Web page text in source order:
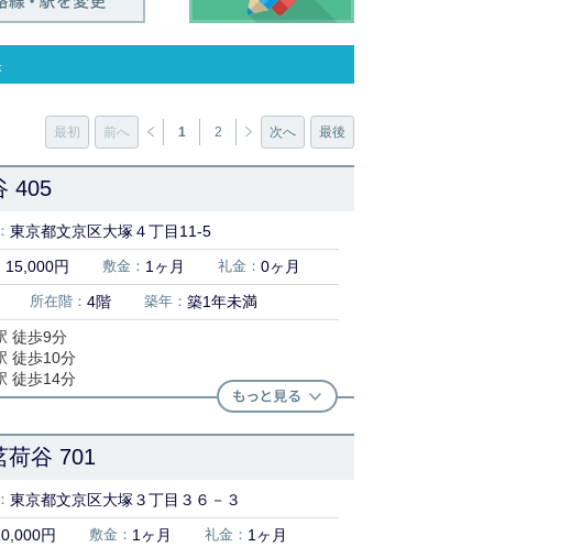
最初 前へ 1 2 次へ 最後
405
東京都文京区大塚４丁目11-5
15,000円 敷金： 1ヶ月 礼金： 0ヶ月
所在階： 4階 築年： 築1年未満
徒歩9分
徒歩10分
徒歩14分
荷谷 701
東京都文京区大塚３丁目３６－３
円 敷金： 1ヶ月 礼金： 1ヶ月